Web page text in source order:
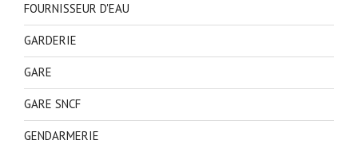
FOURNISSEUR D'EAU
GARDERIE
GARE
GARE SNCF
GENDARMERIE